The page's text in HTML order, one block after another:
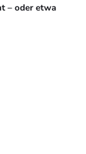
– oder etwa